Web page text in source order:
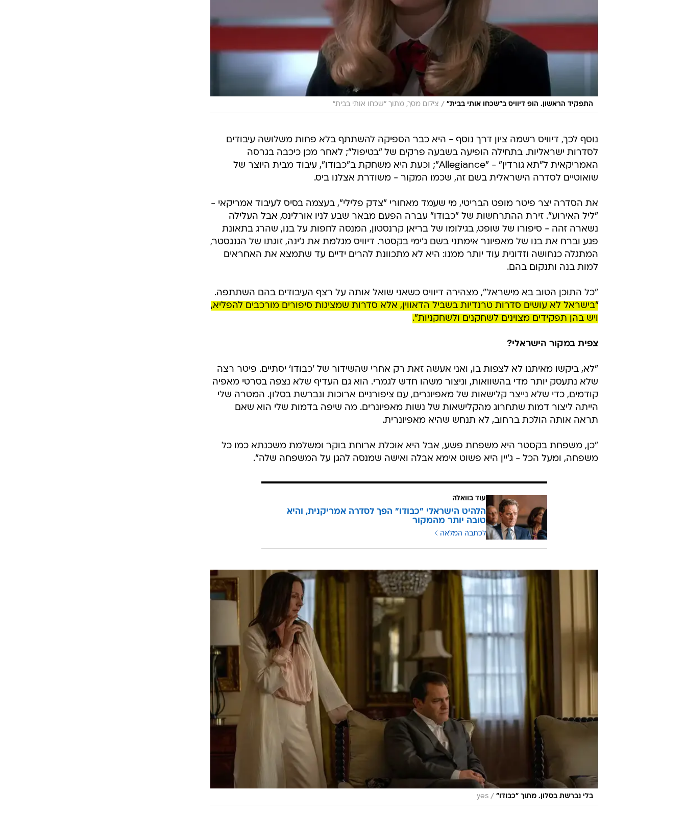
התפקיד הראשון. הופ דיוויס ב"שכחו אותי בבית" / צילום מסך, מתוך "שכחו אותי בבית"
נוסף לכך, דיוויס רשמה ציון דרך נוסף - היא כבר הספיקה להשתתף בלא פחות משלושה עיבודים
לסדרות ישראליות. בתחילה הופיעה בשבעה פרקים של "בטיפול"; לאחר מכן כיכבה בגרסה
האמריקאית ל"תא גורדין" - "Allegiance"; וכעת היא משחקת ב"כבודו", עיבוד מבית היוצר של
שואוטיים לסדרה הישראלית בשם זה, שכמו המקור - משודרת אצלנו ביס.
את הסדרה יצר פיטר מופט הבריטי, מי שעמד מאחורי "צדק פלילי", בעצמה בסיס לעיבוד אמריקאי -
"ליל האירוע". זירת ההתרחשות של "כבודו" עברה הפעם מבאר שבע לניו אורלינס, אבל העלילה
נשארה זהה - סיפורו של שופט, בגילומו של בריאן קרנסטון, המנסה לחפות על בנו, שהרג בתאונת
פגע וברח את בנו של מאפיונר אימתני בשם ג'ימי בקסטר. דיוויס מגלמת את ג'ינה, זוגתו של הגנגסטר,
המתגלה כנחושה וזדונית עוד יותר ממנו: היא לא מתכוונת להרים ידיים עד שתמצא את האחראים
למות בנה ותנקום בהם.
"כל התוכן הטוב בא מישראל", מצהירה דיוויס כשאני שואל אותה על רצף העיבודים בהם השתתפה.
"בישראל לא עושים סדרות טרנדיות בשביל הדאווין, אלא סדרות שמציגות סיפורים מורכבים להפליא,
ויש בהן תפקידים מצוינים לשחקנים ולשחקניות".
צפית במקור הישראלי?
"לא, ביקשו מאיתנו לא לצפות בו, ואני אעשה זאת רק אחרי שהשידור של 'כבודו' יסתיים. פיטר רצה
שלא נתעסק יותר מדי בהשוואות, וניצור משהו חדש לגמרי. הוא גם העדיף שלא נצפה בסרטי מאפיה
קודמים, כדי שלא נייצר קלישאות של מאפיונרים, עם ציפורניים ארוכות ונברשת בסלון. המטרה שלי
הייתה ליצור דמות שתחרוג מהקלישאות של נשות מאפיונרים. מה שיפה בדמות שלי הוא שאם
תראה אותה הולכת ברחוב, לא תנחש שהיא מאפיונרית.
"כן, משפחת בקסטר היא משפחת פשע, אבל היא אוכלת ארוחת בוקר ומשלמת משכנתא כמו כל
משפחה, ומעל הכל - ג'יין היא פשוט אימא אבלה ואישה שמנסה להגן על המשפחה שלה".
עוד בוואלה
הלהיט הישראלי "כבודו" הפך לסדרה אמריקנית, והיא
טובה יותר מהמקור
לכתבה המלאה
בלי נברשת בסלון. מתוך "כבודו" /
yes